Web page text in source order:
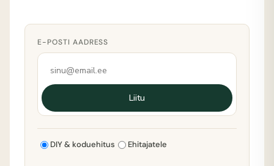
E-POSTI AADRESS
Liitu
DIY & koduehitus Ehitajatele